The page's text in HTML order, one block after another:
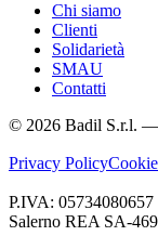
Chi siamo
Clienti
Solidarietà
SMAU
Contatti
© 2026 Badil S.r.l. —
Privacy Policy
P.IVA:
Salerno REA SA-